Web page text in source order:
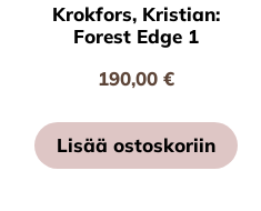
Krokfors, Kristian:
Forest Edge 1
190,00 €
Lisää ostoskoriin